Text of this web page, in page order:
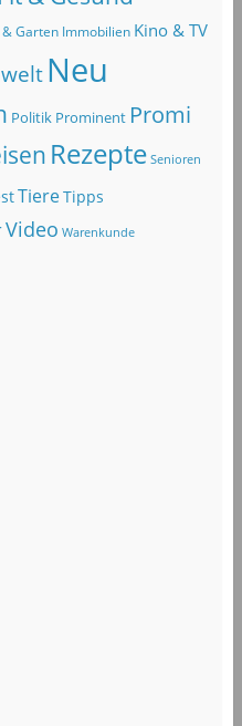
& Garten Immobilien Kino & TV
Neu
Politik Prominent Promi
Rezepte Senioren
TiereTipps
Video Warenkunde